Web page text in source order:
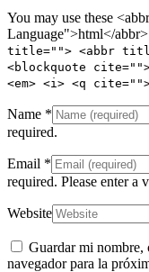
You may use these
Language">html</abbr>
title=""> <abbr
<blockquote
<em> <i> <q
Name *
required.
Email *
required. Please enter a
Website
Guardar mi nombre,
navegador para la